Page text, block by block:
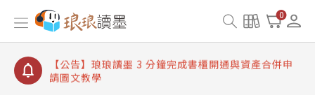
0
【公告】琅琅讀墨數位閱讀資產合併與書櫃開通申請
【公告】琅琅讀墨書櫃開通常見問題
【公告】琅琅讀墨 3 分鐘完成書櫃開通與資產合併申
請圖文教學